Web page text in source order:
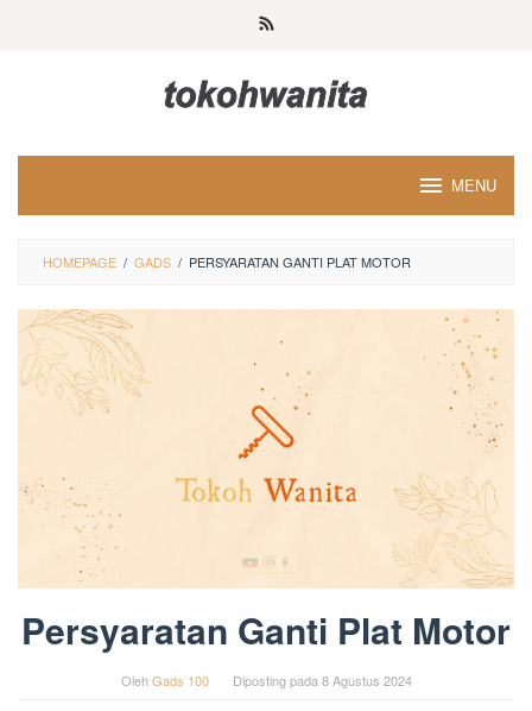
MENU
HOMEPAGE / GADS / PERSYARATAN GANTI PLAT MOTOR
Persyaratan Ganti Plat Motor
OlehGads 100 Diposting pada 8 Agustus 2024